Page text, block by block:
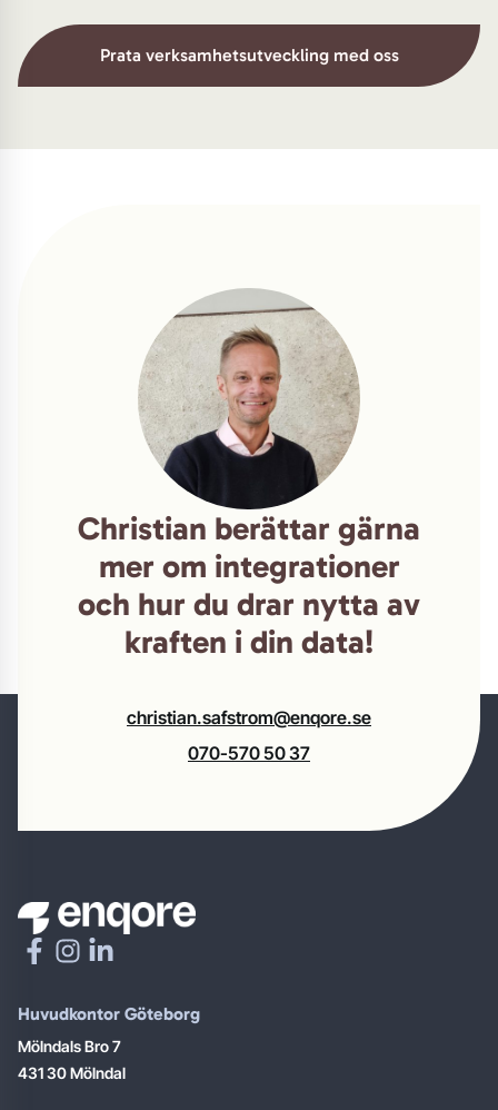
Prata verksamhetsutveckling med oss
Christian berättar gärna
mer om integrationer
och hur du drar nytta av
kraften i din data!
christian.safstrom@enqore.se
070-570 50 37
Huvudkontor Göteborg
Mölndals Bro 7
431 30 Mölndal